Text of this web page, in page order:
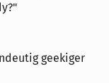
geekiger